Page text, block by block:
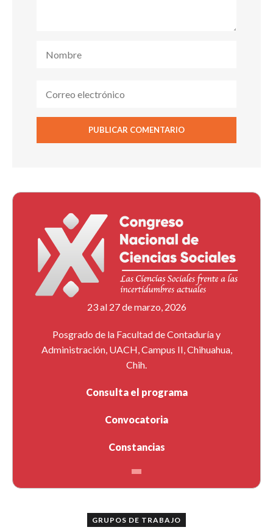
23 al 27 de marzo, 2026
Posgrado de la Facultad de Contaduría y
Administración, UACH, Campus II, Chihuahua,
Chih.
Consulta el programa
Convocatoria
Constancias
GRUPOS DE TRABAJO